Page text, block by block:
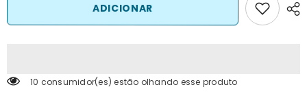
ADICIONAR
10 consumidor(es) estão olhando esse produto